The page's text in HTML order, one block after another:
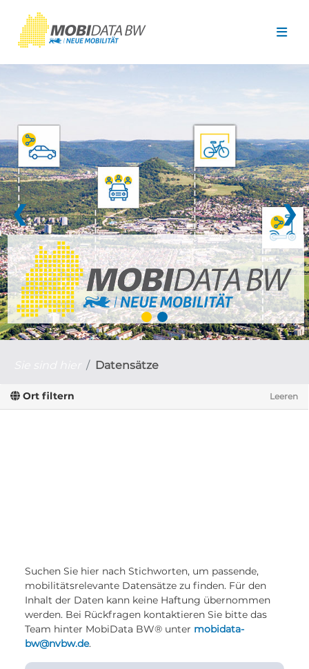
❮ ❯
Datensätze
Ort filtern Leeren
Suchen Sie hier nach Stichworten, um passende,
mobilitätsrelevante Datensätze zu finden. Für den
Inhalt der Daten kann keine Haftung übernommen
werden. Bei Rückfragen kontaktieren Sie bitte das
Team hinter MobiData BW® unter mobidata-
bw@nvbw.de.